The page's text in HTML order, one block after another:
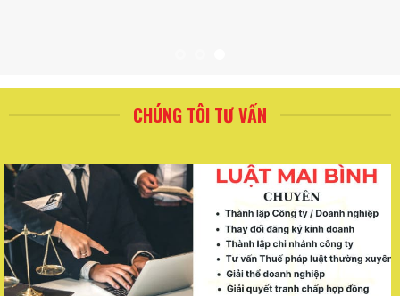
CHÚNG TÔI TƯ VẤN